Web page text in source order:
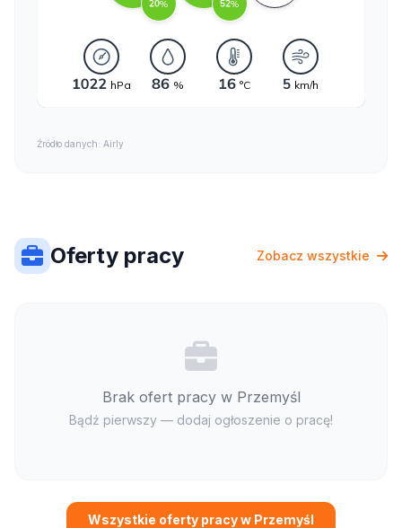
Źródło danych: Airly
Oferty pracy Zobacz wszystkie
Brak ofert pracy w Przemyśl
Bądź pierwszy — dodaj ogłoszenie o pracę!
Wszystkie oferty pracy w Przemyśl